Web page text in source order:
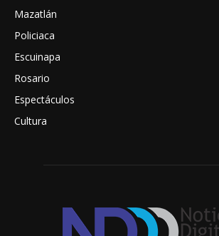
Mazatlán
Policiaca
Escuinapa
Rosario
Espectáculos
Cultura